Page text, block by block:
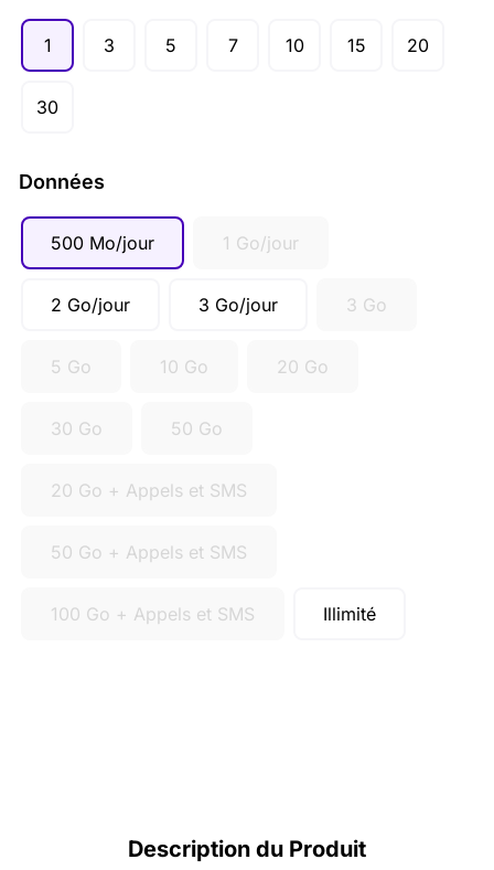
1 3 5 7 10 15 20
30
Données
500 Mo/jour 1 Go/jour
2 Go/jour 3 Go/jour 3 Go
5 Go 10 Go 20 Go
30 Go 50 Go
20 Go + Appels et SMS
50 Go + Appels et SMS
100 Go + Appels et SMS Illimité
Description du Produit